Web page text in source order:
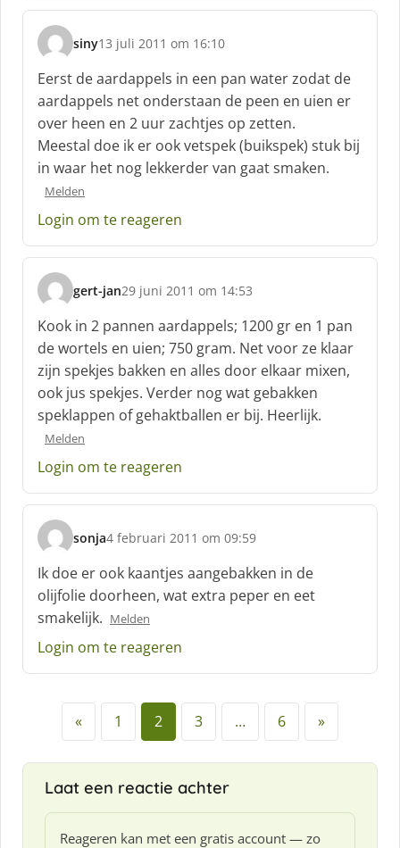
e
f
:
siny
s
c
h
r
e
e
f
13 juli 2011 om 16:10
Eerst de aardappels in een pan water zodat de
aardappels net onderstaan de peen en uien er
over heen en 2 uur zachtjes op zetten.
Meestal doe ik er ook vetspek (buikspek) stuk bij
in waar het nog lekkerder van gaat smaken.
Melden
Login om te reageren
gert-jan
s
c
h
r
e
e
f
29 juni 2011 om 14:53
Kook in 2 pannen aardappels; 1200 gr en 1 pan
de wortels en uien; 750 gram. Net voor ze klaar
zijn spekjes bakken en alles door elkaar mixen,
ook jus spekjes. Verder nog wat gebakken
speklappen of gehaktballen er bij. Heerlijk.
Melden
Login om te reageren
sonja
s
c
h
r
e
e
:
4 februari 2011 om 09:59
Ik doe er ook kaantjes aangebakken in de
olijfolie doorheen, wat extra peper en eet
smakelijk. Melden
Login om te reageren
« 1 2 3 … 6 »
Laat een reactie achter
Reageren kan met een gratis account — zo